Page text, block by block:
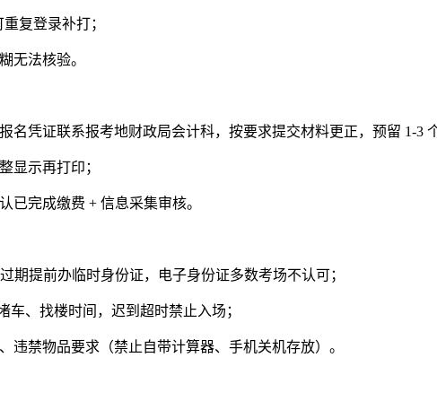
复登录补打；
无法核验。
名凭证联系报考地财政局会计科，按要求提交材料更正，预留 1-3
显示再打印；
已完成缴费 + 信息采集审核。
期提前办临时身份证，电子身份证多数考场不认可；
、找楼时间，迟到超时禁止入场；
禁物品要求（禁止自带计算器、手机关机存放）。